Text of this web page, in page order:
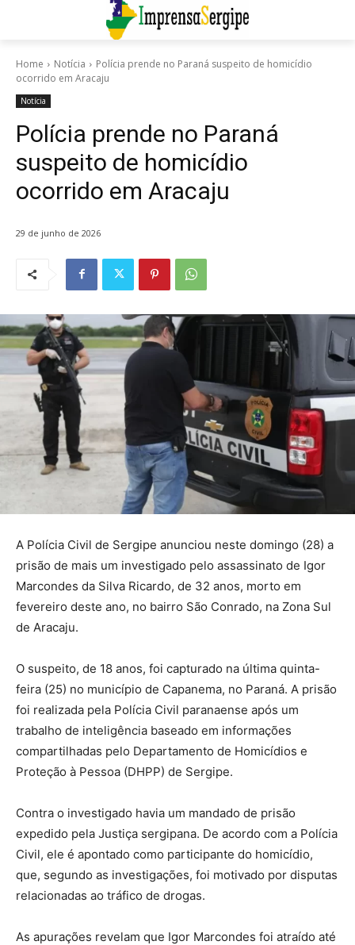
Home Notícia
Polícia prende no Paraná suspeito de homicídio
ocorrido em Aracaju
Notícia
Polícia prende no Paraná
suspeito de homicídio
ocorrido em Aracaju
29 de junho de 2026
A Polícia Civil de Sergipe anunciou neste domingo (28) a
prisão de mais um investigado pelo assassinato de Igor
Marcondes da Silva Ricardo, de 32 anos, morto em
fevereiro deste ano, no bairro São Conrado, na Zona Sul
de Aracaju.
O suspeito, de 18 anos, foi capturado na última quinta-
feira (25) no município de Capanema, no Paraná. A prisão
foi realizada pela Polícia Civil paranaense após um
trabalho de inteligência baseado em informações
compartilhadas pelo Departamento de Homicídios e
Proteção à Pessoa (DHPP) de Sergipe.
Contra o investigado havia um mandado de prisão
expedido pela Justiça sergipana. De acordo com a Polícia
Civil, ele é apontado como participante do homicídio,
que, segundo as investigações, foi motivado por disputas
relacionadas ao tráfico de drogas.
As apurações revelam que Igor Marcondes foi atraído até